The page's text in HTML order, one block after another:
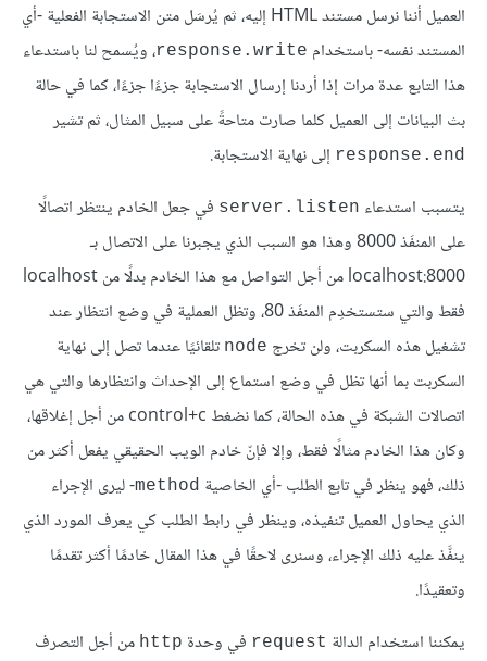
العميل أننا نرسل مستند HTML إليه، ثم يُرسَل متن الاستجابة الفعلية -أي
المستند نفسه- باستخدام response.write، ويُسمح لنا باستدعاء
هذا التابع عدة مرات إذا أردنا إرسال الاستجابة جزءًا جزءًا، كما في حالة
بث البيانات إلى العميل كلما صارت متاحةً على سبيل المثال، ثم تشير
response.end إلى نهاية الاستجابة.
يتسبب استدعاء server.listen في جعل الخادم ينتظر اتصالًا
على المنفَذ 8000 وهذا هو السبب الذي يجبرنا على الاتصال بـ
localhost:8000 من أجل التواصل مع هذا الخادم بدلًا من localhost
فقط والتي ستستخدِم المنفَذ 80، وتظل العملية في وضع انتظار عند
تشغيل هذه السكربت، ولن تخرج node تلقائيًا عندما تصل إلى نهاية
السكربت بما أنها تظل في وضع استماع إلى الإحداث وانتظارها والتي هي
اتصالات الشبكة في هذه الحالة، كما نضغط control+c من أجل إغلاقها،
وكان هذا الخادم مثالًا فقط، وإلا فإنّ خادم الويب الحقيقي يفعل أكثر من
ذلك، فهو ينظر في تابع الطلب -أي الخاصية method- ليرى الإجراء
الذي يحاول العميل تنفيذه، وينظر في رابط الطلب كي يعرف المورد الذي
ينفَّذ عليه ذلك الإجراء، وسنرى لاحقًا في هذا المقال خادمًا أكثر تقدمًا
وتعقيدًا.
يمكننا استخدام الدالة request في وحدة http من أجل التصرف